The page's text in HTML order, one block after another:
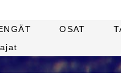
OSAT